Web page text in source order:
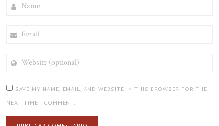
(OPTIONAL)
SAVE MY NAME, EMAIL, AND WEBSITE IN THIS BROWSER FOR THE
NEXT TIME I COMMENT.